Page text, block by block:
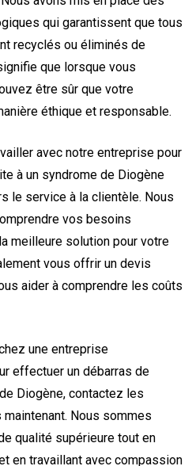
qui garantissent que tous
recyclés ou éliminés de
que lorsque vous
être sûr que votre
éthique et responsable.
avec notre entreprise pour
à un syndrome de Diogène
le service à la clientèle. Nous
vos besoins
meilleure solution pour votre
vous offrir un devis
aider à comprendre les coûts
une entreprise
effectuer un débarras de
Diogène, contactez les
Nous sommes
qualité supérieure tout en
en travaillant avec compassion